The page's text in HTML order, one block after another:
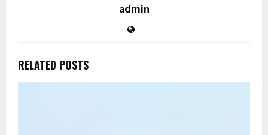
admin
RELATED POSTS